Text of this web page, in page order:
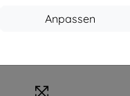
Anpassen